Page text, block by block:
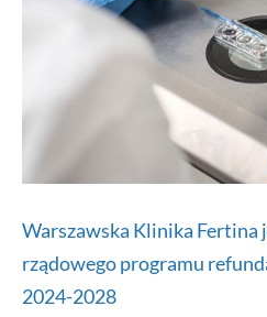
Warszawska Klinika Fertina
rządowego programu
2024-2028